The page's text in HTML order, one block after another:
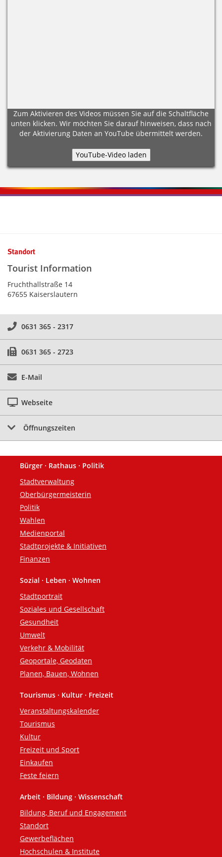
Zum Aktivieren des Videos müssen Sie auf die Schaltfläche
unten klicken. Wir möchten Sie darauf hinweisen, dass nach
der Aktivierung Daten an YouTube übermittelt werden.
Standort
Tourist Information
Fruchthallstraße 14
67655 Kaiserslautern
0631 365 - 2317
0631 365 - 2723
E-Mail
Webseite
Öffnungszeiten
Fußzeile
Bürger · Rathaus · Politik
Stadtverwaltung
Oberbürgermeisterin
Politik
Wahlen
Medienportal
Stadtprojekte & Initiativen
Finanzen
Sozial · Leben · Wohnen
Stadtportrait
Soziales und Gesellschaft
Gesundheit
Umwelt
Verkehr & Mobilität
Geoportale, Geodaten
Planen, Bauen, Wohnen
Tourismus · Kultur · Freizeit
Veranstaltungskalender
Tourismus
Kultur
Freizeit und Sport
Einkaufen
Feste feiern
Arbeit · Bildung · Wissenschaft
Bildung, Beruf und Engagement
Standort
Gewerbeflächen
Hochschulen & Institute